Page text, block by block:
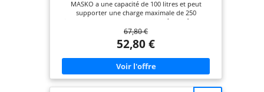
MASKO a une capacité de 100 litres et peut
supporter une charge maximale de 250
kilogrammes. Pour une conduite sûre, même sur
un terrain difficile comme le gravier et la boue, la
roue gonflée d'air de 16 pouces est dotée d'un
profil à crampons bien adhérent. Le bac se
compose d'un cadre galvanisé et de jantes en acier
peint avec revêtement en poudre. 𝐌𝐀𝐓É𝐑𝐈𝐀𝐔𝐗
𝐃𝐄 𝐇𝐀𝐔𝐓𝐄 𝐐𝐔𝐀𝐋𝐈𝐓É :Le cadre robuste en tube
d'acier de 3 cm de diamètre et le profil tout-terrain
67,80 €
52,80 €